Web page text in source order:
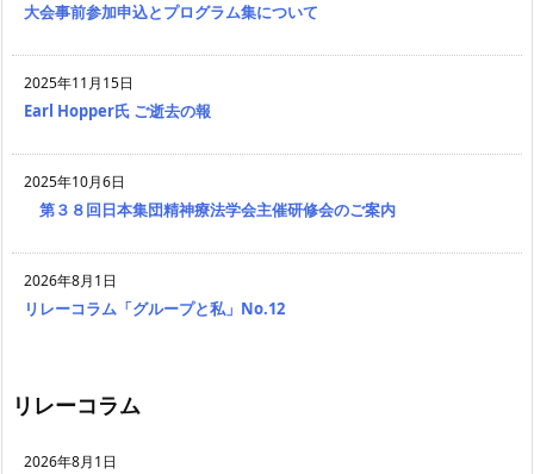
大会事前参加申込とプログラム集について
2025年11月15日
Earl Hopper氏 ご逝去の報
2025年10月6日
第３８回日本集団精神療法学会主催研修会のご案内
2026年8月1日
リレーコラム「グループと私」No.12
リレーコラム
2026年8月1日